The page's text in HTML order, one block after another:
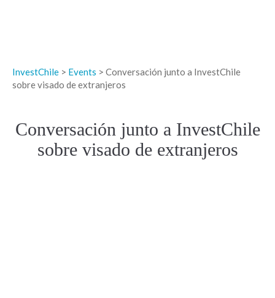
InvestChile > Events > Conversación junto a InvestChile
sobre visado de extranjeros
Conversación junto a InvestChile
sobre visado de extranjeros